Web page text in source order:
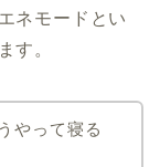
ネモードとい
す。
やって寝る